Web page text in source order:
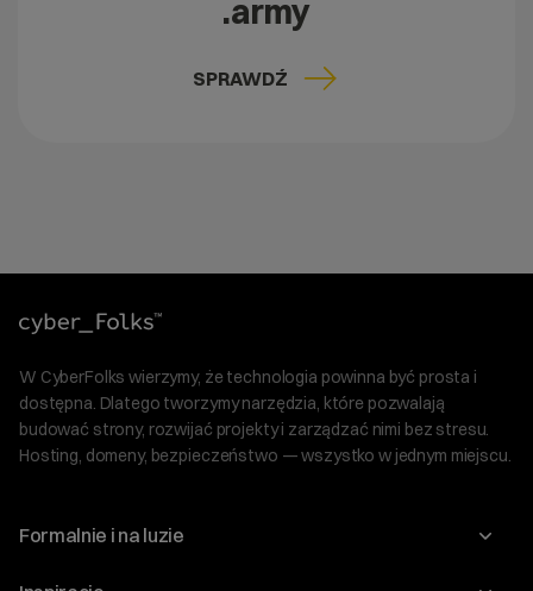
.army
SPRAWDŹ
W CyberFolks wierzymy, że technologia powinna być prosta i
dostępna. Dlatego tworzymy narzędzia, które pozwalają
budować strony, rozwijać projekty i zarządzać nimi bez stresu.
Hosting, domeny, bezpieczeństwo — wszystko w jednym miejscu.
Formalnie i na luzie
O nas